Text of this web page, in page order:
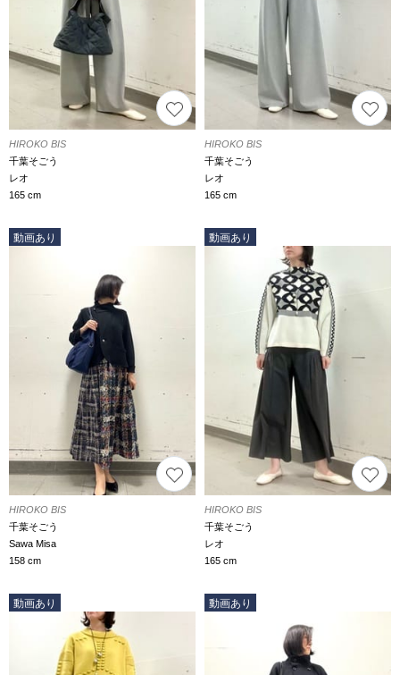
HIROKO BIS
千葉そごう
レオ
165 cm
HIROKO BIS
千葉そごう
レオ
165 cm
動画あり
HIROKO BIS
千葉そごう
Sawa Misa
158 cm
動画あり
HIROKO BIS
千葉そごう
レオ
165 cm
動画あり 動画あり